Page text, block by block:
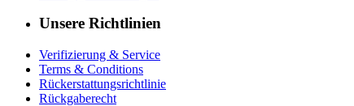
Unsere Richtlinien
Verifizierung & Service
Terms & Conditions
Rückerstattungsrichtlinie
Rückgaberecht